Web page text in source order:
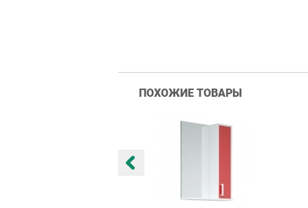
ПОХОЖИЕ ТОВАРЫ